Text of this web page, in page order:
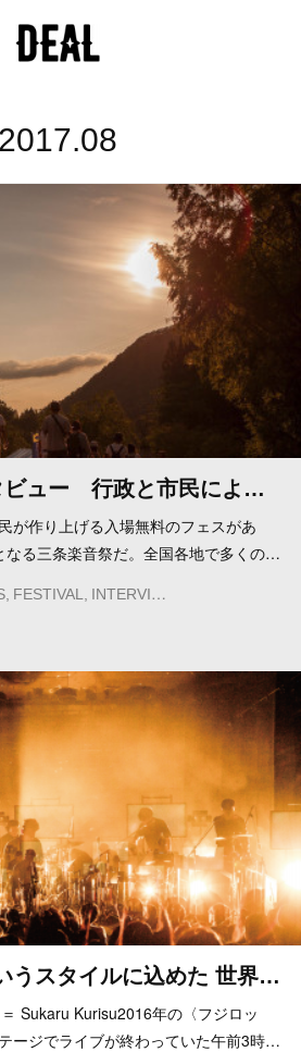
2017.08
ビュー 行政と市民によ…
が作り上げる入場無料のフェスがあ
なる三条楽音祭だ。全国各地で多くの…
FESTIVAL INTERVIEW
うスタイルに込めた 世界…
Sukaru Kurisu2016年の〈フジロッ
ージでライブが終わっていた午前3時…